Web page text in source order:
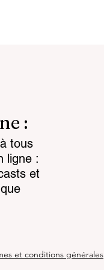
la guerre
le corps
:
tous
ligne :
et
et conditions générales